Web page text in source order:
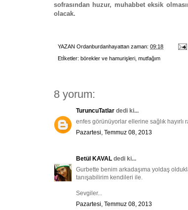
sofrasından huzur, muhabbet eksik
olacak.
YAZAN Ordanburdanhayattan zaman: 09:18
Etİketler: börekler ve hamurişleri mutfağım
8 yorum:
TuruncuTatlar dedi ki...
enfes görünüyorlar ellerine sağlık hayırlı
Pazartesi, Temmuz 08, 2013
Betül KAVAL dedi ki...
Gurbette benim arkadaşıma yoldaş
tanışabilirim kendileri ile.
Sevgiler...
Pazartesi, Temmuz 08, 2013